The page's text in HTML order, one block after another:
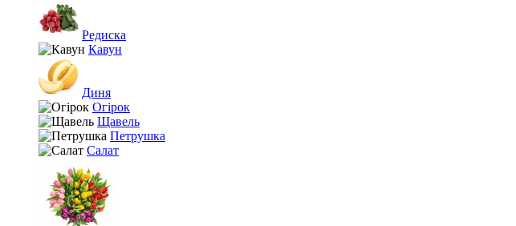
Редиска
Кавун
Диня
Огірок
Щавель
Петрушка
Салат